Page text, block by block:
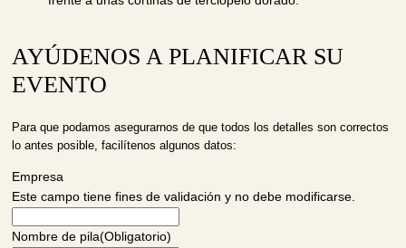
AYÚDENOS A PLANIFICAR SU
EVENTO
Para que podamos asegurarnos de que todos los detalles son correctos
lo antes posible, facilítenos algunos datos:
Empresa
Este campo tiene fines de validación y no debe modificarse.
Nombre de pila(Obligatorio)